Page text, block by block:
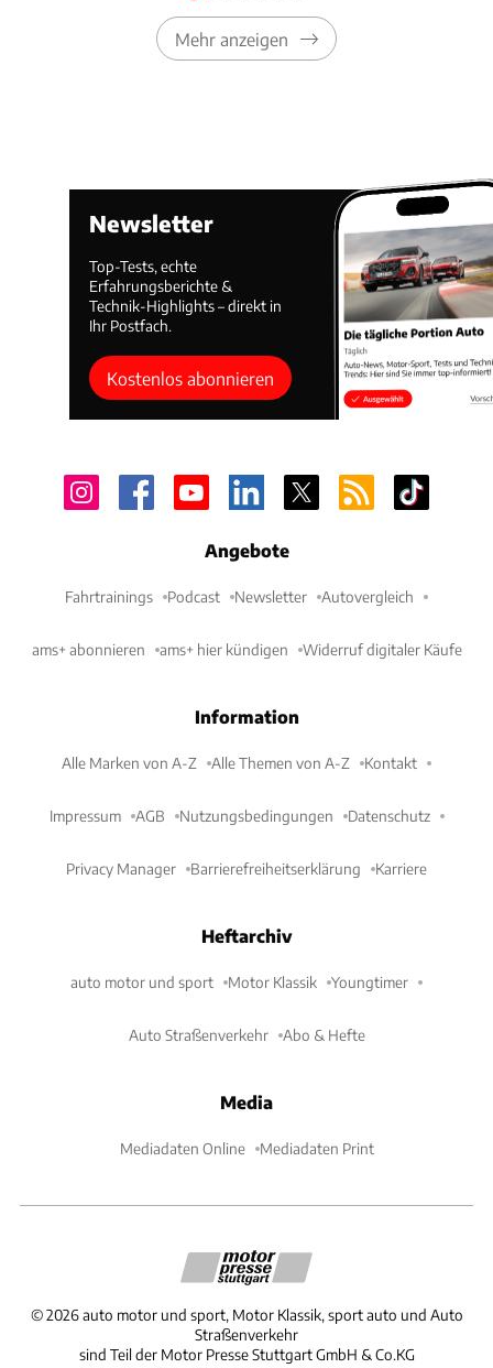
Mehr anzeigen
Newsletter
Top-Tests, echte
Erfahrungsberichte &
Technik-Highlights – direkt in
Ihr Postfach.
Kostenlos abonnieren
Angebote
Fahrtrainings Podcast Newsletter Autovergleich
ams+ abonnieren ams+ hier kündigen Widerruf digitaler Käufe
Information
Alle Marken von A-Z Alle Themen von A-Z Kontakt
Impressum AGB Nutzungsbedingungen Datenschutz
Privacy Manager Barrierefreiheitserklärung Karriere
Heftarchiv
auto motor und sport Motor Klassik Youngtimer
Auto Straßenverkehr Abo & Hefte
Media
Mediadaten Online Mediadaten Print
©2026 auto motor und sport, Motor Klassik, sport auto und Auto
Straßenverkehr
sind Teil der Motor Presse Stuttgart GmbH & Co.KG